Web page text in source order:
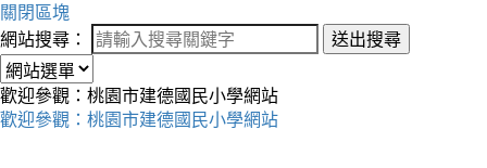
關閉區塊
網站搜尋：
送出搜尋
歡迎參觀：桃園市建德國民小學網站
歡迎參觀：桃園市建德國民小學網站